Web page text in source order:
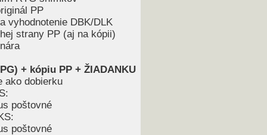
PP
vyhodnotenie DBK/DLK
strany PP (aj na kópii)
+ kópiu PP + ŽIADANKU
ako dobierku
poštovné
poštovné